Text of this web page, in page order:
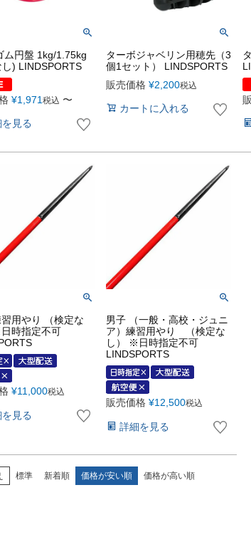
ム円盤 1kg/1.75kg
) LINDSPORTS
¥1,971 税込 〜
見る
ターボジャベリン用穂先（3
個1セット） LINDSPORTS
販売価格 ¥2,200税込
カートに入れる
用やり （検定な
時指定不可
¥11,000税込
見る
男子 （一般・高校・ジュニ
ア）練習用やり （検定な
し） ※日時指定不可
LINDSPORTS
販売価格 ¥12,500税込
詳細を見る
標準 新着順 価格が安い順 価格が高い順